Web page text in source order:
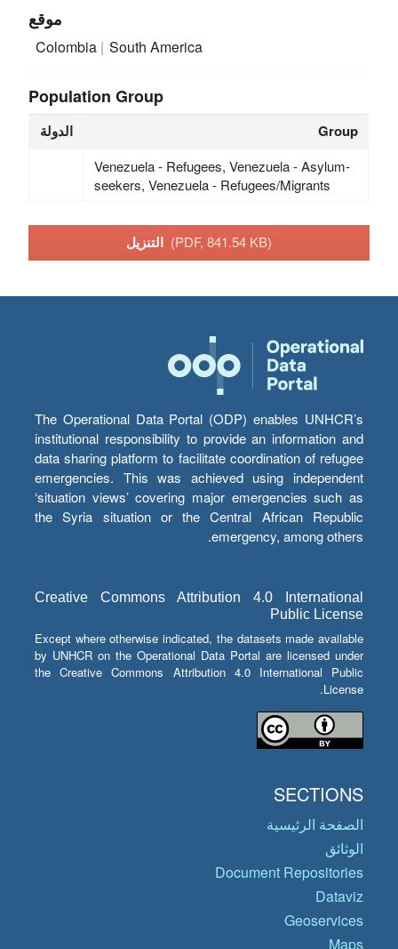
موقع
Colombia South America
Population Group
الدولة Group
Venezuela - Refugees, Venezuela - Asylum-
seekers, Venezuela - Refugees/Migrants
(PDF, 841.54 KB)
The Operational Data Portal (ODP) enables UNHCR’s
institutional responsibility to provide an information and
data sharing platform to facilitate coordination of refugee
emergencies. This was achieved using independent
‘situation views’ covering major emergencies such as
the Syria situation or the Central African Republic
emergency, among others.
Creative Commons Attribution 4.0 International
Public License
Except where otherwise indicated, the datasets made available
by UNHCR on the Operational Data Portal are licensed under
the Creative Commons Attribution 4.0 International Public
License.
SECTIONS
الصفحة الرئيسية
الوثائق
Document Repositories
Dataviz
Geoservices
Maps